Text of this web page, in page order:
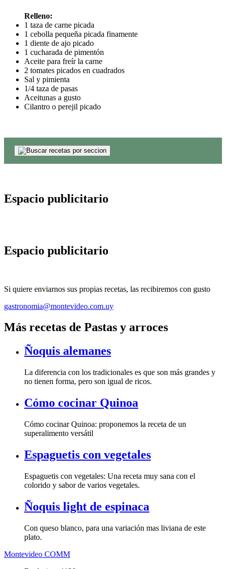
Relleno:
1 taza de carne picada
1 cebolla pequeña picada finamente
1 diente de ajo picado
1 cucharada de pimentón
Aceite para freír la carne
2 tomates picados en cuadrados
Sal y pimienta
1/4 taza de pasas
Aceitunas a gusto
Cilantro o perejil picado
Espacio publicitario
Espacio publicitario
Si quiere enviarnos sus propias recetas, las recibiremos con gusto
gastronomia@montevideo.com.uy
Más recetas de Pastas y arroces
Ñoquis alemanes
La diferencia con los tradicionales es que son más grandes y
no tienen forma, pero son igual de ricos.
Cómo cocinar Quinoa
Cómo cocinar Quinoa: proponemos la receta de un
superalimento versátil
Espaguetis con vegetales
Espaguetis con vegetales: Una receta muy sana con el
colorido y sabor de varios vegetales.
Ñoquis light de espinaca
Con queso blanco, para una variación mas liviana de este
plato.
Montevideo COMM